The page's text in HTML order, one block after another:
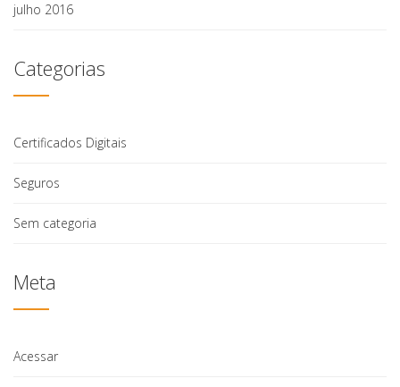
julho 2016
Categorias
Certificados Digitais
Seguros
Sem categoria
Meta
Acessar